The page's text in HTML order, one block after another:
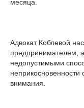
месяца.
Адвокат Коблевой
предпринимателем,
недопустимыми
неприкосновенности
внимания.